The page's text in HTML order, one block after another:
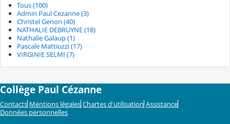
Tous (100)
Admin Paul Cezanne (3)
Christel Genon (40)
NATHALIE DEBRUYNE (18)
Nathalie Galaup (1)
Pascale Mattiuzzi (17)
VIRGINIE SELMI (7)
Collège Paul Cézanne
Contacts Mentions légales Chartes d'utilisation Assistance
Données personnelles